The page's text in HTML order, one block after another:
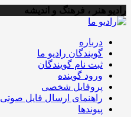
رادیو هنر ، فرهنگ و اندیشه
درباره
گویندگان رادیو ما
ثبت نام گویندگان
ورود گوینده
پروفایل شخصی
راهنمای ارسال فایل صوتی
پیوندها